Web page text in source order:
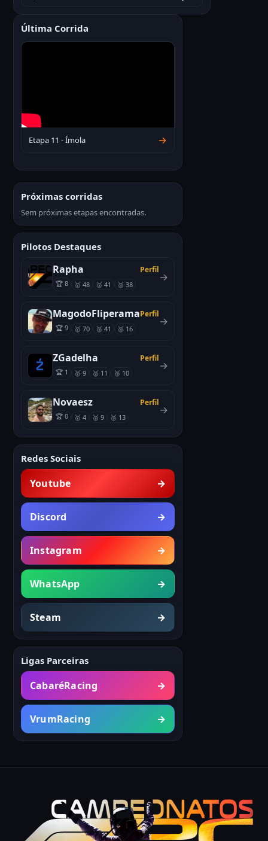
Última Corrida
Etapa 11 - Ímola →
Próximas corridas
Sem próximas etapas encontradas.
Pilotos Destaques
Rapha Perfil
🏆 8 🥇 48 🥈 41 🥉 38
→
MagodoFliperamaPerfil
🏆 9 🥇 70 🥈 41 🥉 16
→
ZGadelha Perfil
🏆 1 🥇 9 🥈 11 🥉 10
→
Novaesz Perfil
🏆 0 🥇 4 🥈 9 🥉 13
→
Redes Sociais
Youtube →
Discord →
Instagram →
WhatsApp →
Steam →
Ligas Parceiras
CabaréRacing →
VrumRacing →